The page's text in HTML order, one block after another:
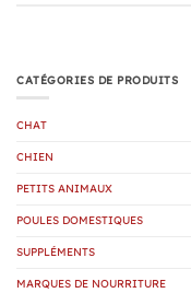
CATÉGORIES DE PRODUITS
CHAT
CHIEN
PETITS ANIMAUX
POULES DOMESTIQUES
SUPPLÉMENTS
MARQUES DE NOURRITURE